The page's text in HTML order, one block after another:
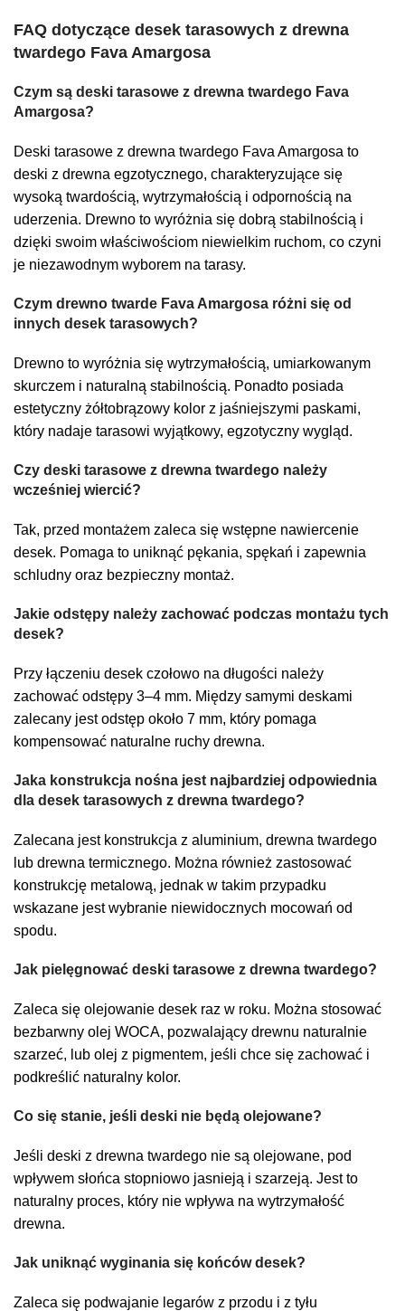
FAQ dotyczące desek tarasowych z drewna
twardego Fava Amargosa
Czym są deski tarasowe z drewna twardego Fava
Amargosa?
Deski tarasowe z drewna twardego Fava Amargosa to
deski z drewna egzotycznego, charakteryzujące się
wysoką twardością, wytrzymałością i odpornością na
uderzenia. Drewno to wyróżnia się dobrą stabilnością i
dzięki swoim właściwościom niewielkim ruchom, co czyni
je niezawodnym wyborem na tarasy.
Czym drewno twarde Fava Amargosa różni się od
innych desek tarasowych?
Drewno to wyróżnia się wytrzymałością, umiarkowanym
skurczem i naturalną stabilnością. Ponadto posiada
estetyczny żółtobrązowy kolor z jaśniejszymi paskami,
który nadaje tarasowi wyjątkowy, egzotyczny wygląd.
Czy deski tarasowe z drewna twardego należy
wcześniej wiercić?
Tak, przed montażem zaleca się wstępne nawiercenie
desek. Pomaga to uniknąć pękania, spękań i zapewnia
schludny oraz bezpieczny montaż.
Jakie odstępy należy zachować podczas montażu tych
desek?
Przy łączeniu desek czołowo na długości należy
zachować odstępy 3–4 mm. Między samymi deskami
zalecany jest odstęp około 7 mm, który pomaga
kompensować naturalne ruchy drewna.
Jaka konstrukcja nośna jest najbardziej odpowiednia
dla desek tarasowych z drewna twardego?
Zalecana jest konstrukcja z aluminium, drewna twardego
lub drewna termicznego. Można również zastosować
konstrukcję metalową, jednak w takim przypadku
wskazane jest wybranie niewidocznych mocowań od
spodu.
Jak pielęgnować deski tarasowe z drewna twardego?
Zaleca się olejowanie desek raz w roku. Można stosować
bezbarwny olej WOCA, pozwalający drewnu naturalnie
szarzeć, lub olej z pigmentem, jeśli chce się zachować i
podkreślić naturalny kolor.
Co się stanie, jeśli deski nie będą olejowane?
Jeśli deski z drewna twardego nie są olejowane, pod
wpływem słońca stopniowo jasnieją i szarzeją. Jest to
naturalny proces, który nie wpływa na wytrzymałość
drewna.
Jak uniknąć wyginania się końców desek?
Zaleca się podwajanie legarów z przodu i z tyłu